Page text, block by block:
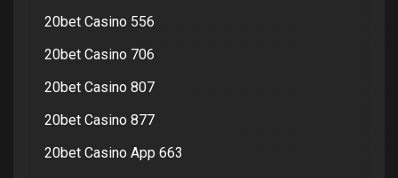
20bet Casino 556
20bet Casino 706
20bet Casino 807
20bet Casino 877
20bet Casino App 663